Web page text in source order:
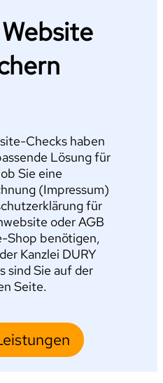
Checks haben
Lösung für
Sie eine
(Impressum)
für
oder AGB
Shop benötigen,
Kanzlei DURY
sind Sie auf der
Seite.